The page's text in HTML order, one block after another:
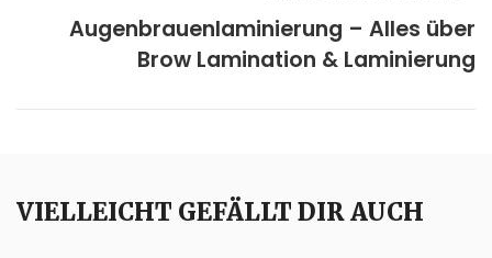
Augenbrauenlaminierung – Alles über
Brow Lamination & Laminierung
VIELLEICHT GEFÄLLT DIR AUCH